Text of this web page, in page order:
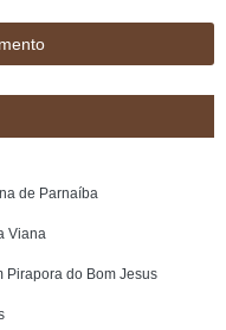
de Parnaíba
Viana
Pirapora do Bom Jesus